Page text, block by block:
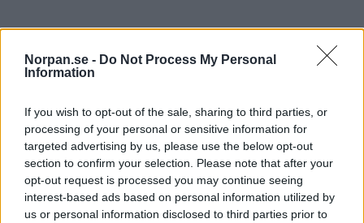
Norpan.se - Do Not Process My Personal
Information
If you wish to opt-out of the sale, sharing to third parties, or
processing of your personal or sensitive information for
targeted advertising by us, please use the below opt-out
section to confirm your selection. Please note that after your
opt-out request is processed you may continue seeing
interest-based ads based on personal information utilized by
us or personal information disclosed to third parties prior to
omöjligt.
Micah är 8-månader gammal och han verkar älska ljudet när
pappa river sönder papper. Hans skratt är så underbart att
det lyser upp vår vardag.
Dela gärna detta vidare så att fler människor får skratta.